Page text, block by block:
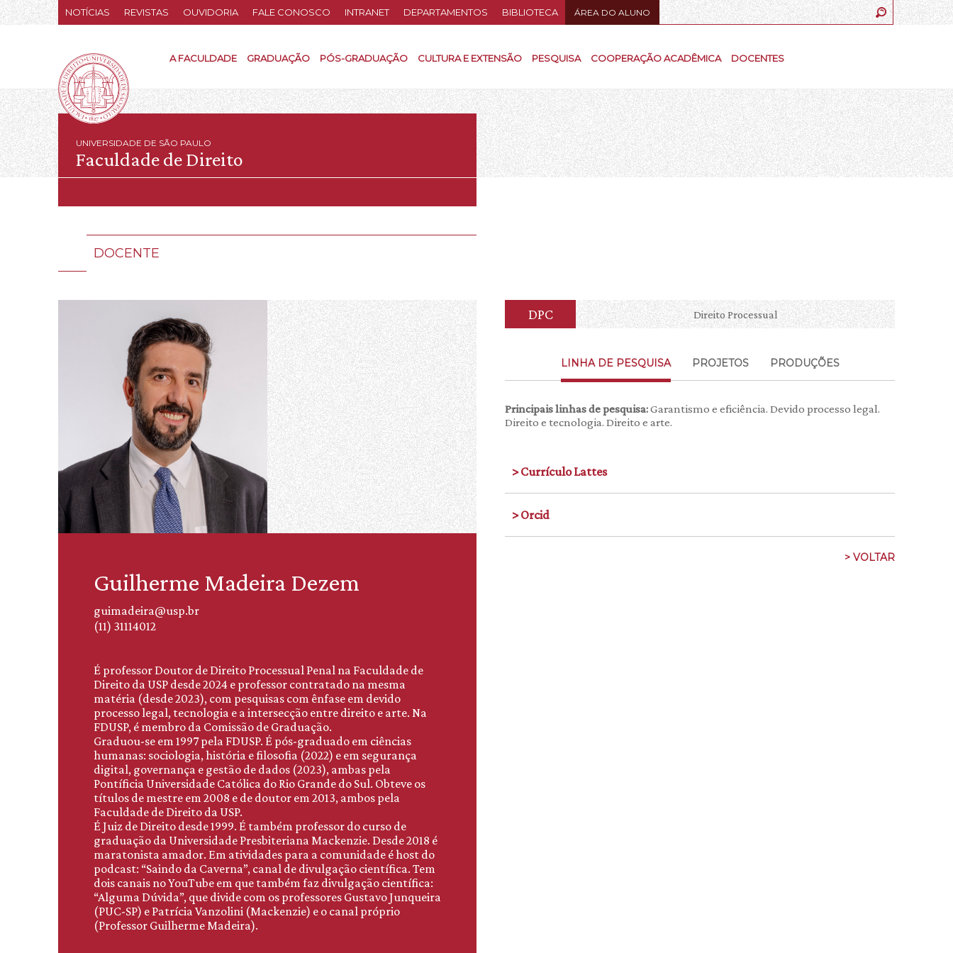
NOTÍCIAS REVISTAS OUVIDORIA FALE CONOSCO INTRANET DEPARTAMENTOS BIBLIOTECA ÁREA DO ALUNO
A FACULDADE GRADUAÇÃO PÓS-GRADUAÇÃO CULTURA E EXTENSÃO PESQUISA COOPERAÇÃO ACADÊMICA DOCENTES
UNIVERSIDADE DE SÃO PAULO
Faculdade de Direito
DOCENTE
Guilherme Madeira Dezem
guimadeira@usp.br
(11) 31114012
É professor Doutor de Direito Processual Penal na Faculdade de
Direito da USP desde 2024 e professor contratado na mesma
matéria (desde 2023), com pesquisas com ênfase em devido
processo legal, tecnologia e a intersecção entre direito e arte. Na
FDUSP, é membro da Comissão de Graduação.
Graduou-se em 1997 pela FDUSP. É pós-graduado em ciências
humanas: sociologia, história e filosofia (2022) e em segurança
digital, governança e gestão de dados (2023), ambas pela
Pontíficia Universidade Católica do Rio Grande do Sul. Obteve os
títulos de mestre em 2008 e de doutor em 2013, ambos pela
Faculdade de Direito da USP.
É Juiz de Direito desde 1999. É também professor do curso de
graduação da Universidade Presbiteriana Mackenzie. Desde 2018 é
maratonista amador. Em atividades para a comunidade é host do
podcast: “Saindo da Caverna”, canal de divulgação científica. Tem
dois canais no YouTube em que também faz divulgação científica:
“Alguma Dúvida”, que divide com os professores Gustavo Junqueira
(PUC-SP) e Patrícia Vanzolini (Mackenzie) e o canal próprio
(Professor Guilherme Madeira).
DPC Direito Processual
LINHA DE PESQUISA PROJETOS PRODUÇÕES
Principais linhas de pesquisa:Garantismo e eficiência. Devido processo legal.
Direito e tecnologia. Direito e arte.
> Currículo Lattes
> Orcid
> VOLTAR